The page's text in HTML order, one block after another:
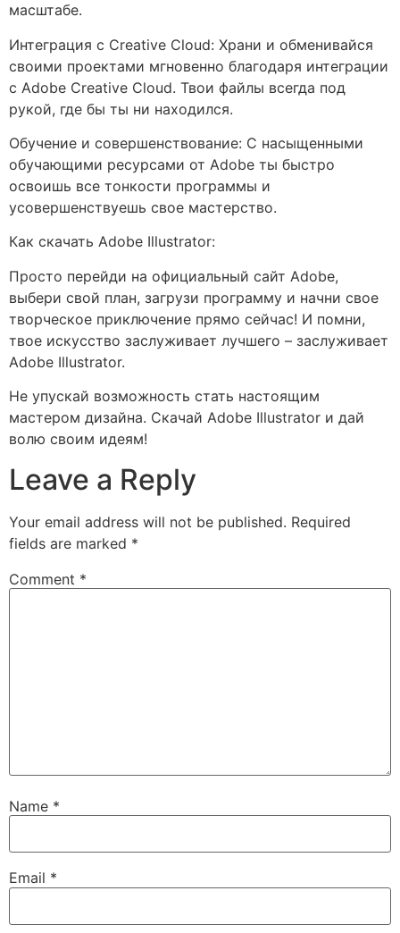
масштабе.
Интеграция с Creative Cloud: Храни и обменивайся
своими проектами мгновенно благодаря интеграции
с Adobe Creative Cloud. Твои файлы всегда под
рукой, где бы ты ни находился.
Обучение и совершенствование: С насыщенными
обучающими ресурсами от Adobe ты быстро
освоишь все тонкости программы и
усовершенствуешь свое мастерство.
Как скачать Adobe Illustrator:
Просто перейди на официальный сайт Adobe,
выбери свой план, загрузи программу и начни свое
творческое приключение прямо сейчас! И помни,
твое искусство заслуживает лучшего – заслуживает
Adobe Illustrator.
Не упускай возможность стать настоящим
мастером дизайна. Скачай Adobe Illustrator и дай
волю своим идеям!
Leave a Reply
Your email address will not be published. Required
fields are marked *
Comment *
Name *
Email *